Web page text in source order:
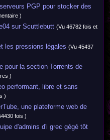
PGP pour stocker des
)
sur Scuttlebutt (Vu 46782 fois et
les pressions légales (Vu 45437
pour la section Torrents de
)
performant, libre et sans
)
une plateforme web de
fois )
d'admins d'i grec gégé tôt